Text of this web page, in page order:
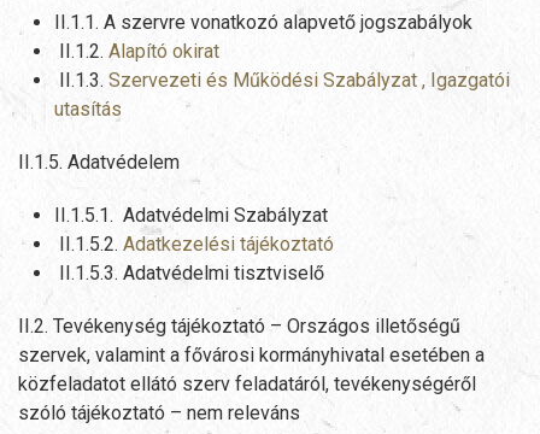
II.1.1. A szervre vonatkozó alapvető jogszabályok
II.1.2. Alapító okirat
II.1.3. Szervezeti és Működési Szabályzat , Igazgatói
utasítás
II.1.5. Adatvédelem
II.1.5.1. Adatvédelmi Szabályzat
II.1.5.2. Adatkezelési tájékoztató
II.1.5.3. Adatvédelmi tisztviselő
II.2. Tevékenység tájékoztató – Országos illetőségű
szervek, valamint a fővárosi kormányhivatal esetében a
közfeladatot ellátó szerv feladatáról, tevékenységéről
szóló tájékoztató – nem releváns